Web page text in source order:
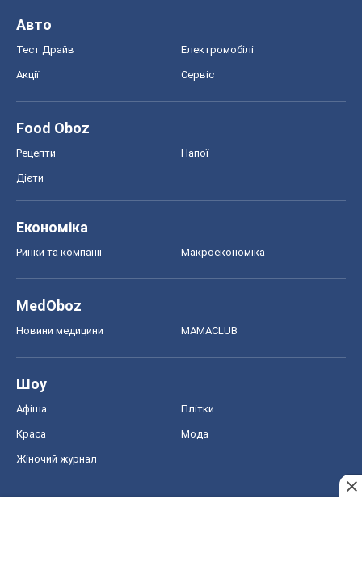
Авто
Тест Драйв Електромобілі
Акції Сервіс
Food Oboz
Рецепти Напої
Дієти
Економіка
Ринки та компанії Макроекономіка
MedOboz
Новини медицини MAMACLUB
Шоу
Афіша Плітки
Краса Мода
Жіночий журнал